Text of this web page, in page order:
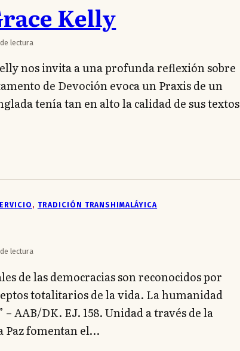
Kelly
lectura
nos invita a una profunda reflexión sobre
de Devoción evoca un Praxis de un
tenía tan en alto la calidad de sus textos
, TRADICIÓN TRANSHIMALÁYICA
lectura
de las democracias son reconocidos por
totalitarios de la vida. La humanidad
AAB/DK. EJ. 158. Unidad a través de la
Paz fomentan el…